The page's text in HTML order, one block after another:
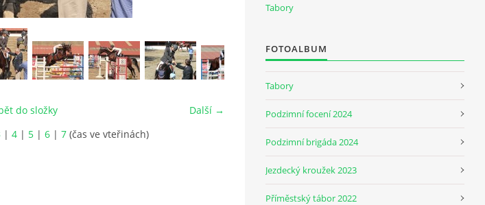
Další →
do složky
| 4 | 5 | 6 | 7 (čas ve vteřinách)
Tabory
FOTOALBUM
Tabory
Podzimní focení 2024
Podzimní brigáda 2024
Jezdecký kroužek 2023
Příměstský tábor 2022